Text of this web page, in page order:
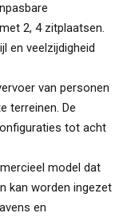
2, 4 zitplaatsen.
en veelzijdigheid
van personen
terreinen. De
tot acht
model dat
kan worden ingezet
en